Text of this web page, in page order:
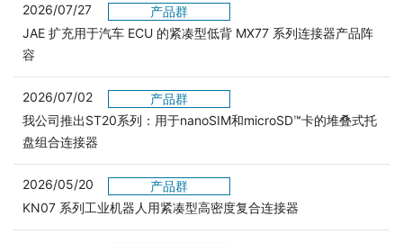
2026/07/27
产品群
JAE 扩充用于汽车 ECU 的紧凑型低背 MX77 系列连接器产品阵
容
2026/07/02
产品群
我公司推出ST20系列：用于nanoSIM和microSD™卡的堆叠式托
盘组合连接器
2026/05/20
产品群
KN07 系列工业机器人用紧凑型高密度复合连接器